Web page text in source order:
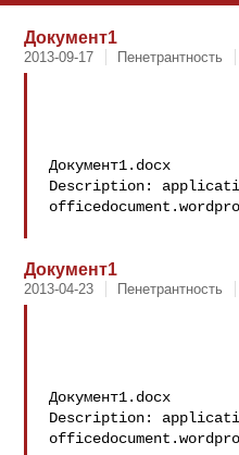
Документ1
2013-09-17 Пенетрантность
Документ1.docx
Description:
Документ1
2013-04-23 Пенетрантность
Документ1.docx
Description: